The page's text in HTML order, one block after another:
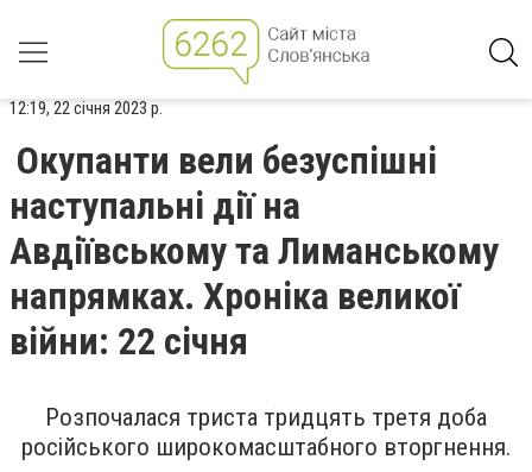
12:19, 22 січня 2023 р.
Окупанти вели безуспішні
наступальні дії на
Авдіївському та Лиманському
напрямках. Хроніка великої
війни: 22 січня
Розпочалася триста тридцять третя доба
російського широкомасштабного вторгнення.